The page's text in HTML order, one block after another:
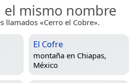
el mismo nombre
llamados «Cerro el Cobre».
El Cofre
montaña en Chiapas,
México